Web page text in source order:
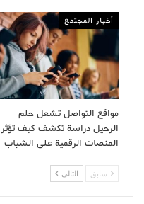
أخبار المجتمع
مواقع التواصل تشعل حلم
الرحيل دراسة تكشف كيف تؤثر
المنصات الرقمية على الشباب
سابق التالى